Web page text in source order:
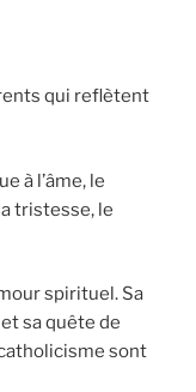
qui reflètent
à l’âme, le
tristesse, le
spirituel. Sa
sa quête de
sont